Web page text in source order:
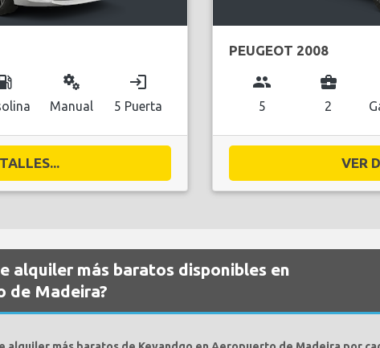
miscellaneous_services
Manual
login
5 Puerta
PEUGEOT 2008
group
5
business_center
2
VER
alquiler más baratos disponibles en
de Madeira?